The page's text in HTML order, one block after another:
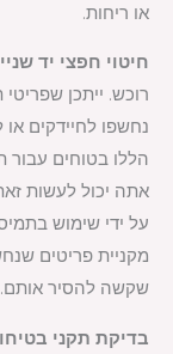
או ריחות.
חיטוי חפצי יד
רוכש. ייתכן שפריטי
נחשפו לחיידקים
הללו בטוחים עבור
אתה יכול לעשות
על ידי שימוש
מקניית פריטים
שקשה להסיר אותם.
בדיקת תקני